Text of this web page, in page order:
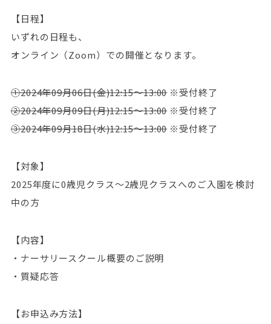
【日程】
いずれの日程も、
オンライン（Zoom）での開催となります。
①2024年09月06日(金)12:15～13:00※受付終了
②2024年09月09日(月)12:15～13:00※受付終了
③2024年09月18日(水)12:15～13:00※受付終了
【対象】
2025年度に0歳児クラス～2歳児クラスへのご入園を検討
中の方
【内容】
・ナーサリースクール概要のご説明
・質疑応答
【お申込み方法】